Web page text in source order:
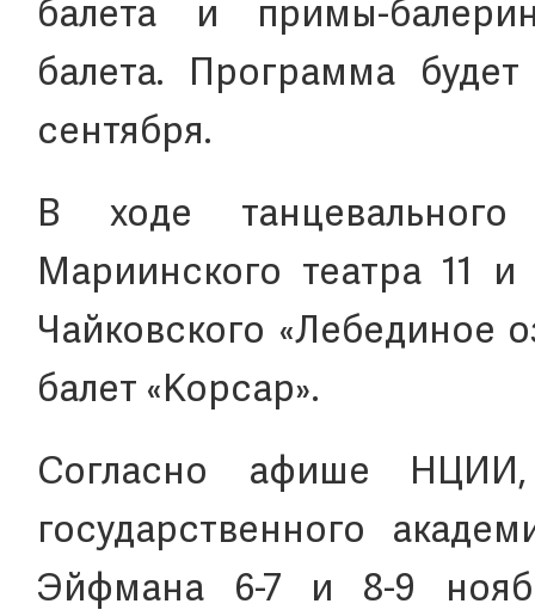
балета и примы-
балета. Программа
сентября.
В ходе
Мариинского театра 11
Чайковского «Лебединое
балет «Корсар».
Согласно афише НЦИИ,
государственного
Эйфмана 6-7 и 8-9